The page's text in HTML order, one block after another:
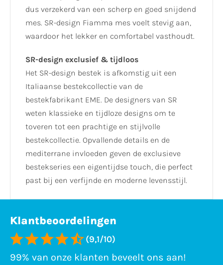
dus verzekerd van een scherp en goed snijdend
mes. SR-design Fiamma mes voelt stevig aan,
waardoor het lekker en comfortabel vasthoudt.
SR-design exclusief & tijdloos
Het SR-design bestek is afkomstig uit een
Italiaanse bestekcollectie van de
bestekfabrikant EME. De designers van SR
weten klassieke en tijdloze designs om te
toveren tot een prachtige en stijlvolle
bestekcollectie. Opvallende details en de
mediterrane invloeden geven de exclusieve
bestekseries een eigentijdse touch, die perfect
past bij een verfijnde en moderne levensstijl.
Klantbeoordelingen
(9,1/10)
99% van onze klanten beveelt ons aan!